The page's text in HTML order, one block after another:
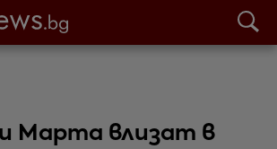
и Марта влизат в